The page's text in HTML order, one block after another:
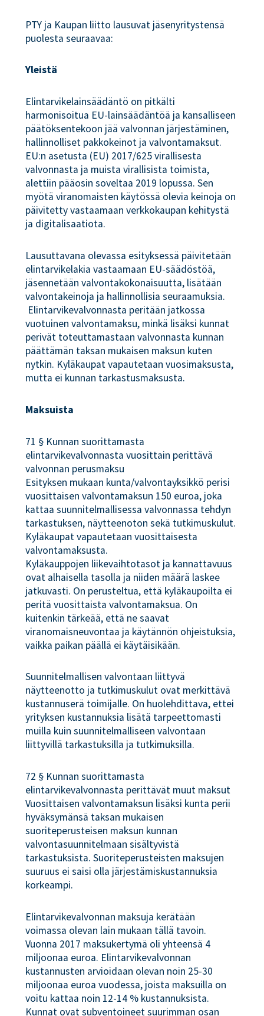
PTY ja Kaupan liitto lausuvat jäsenyritystensä
puolesta seuraavaa:
Yleistä
Elintarvikelainsäädäntö on pitkälti
harmonisoitua EU-lainsäädäntöä ja kansalliseen
päätöksentekoon jää valvonnan järjestäminen,
hallinnolliset pakkokeinot ja valvontamaksut.
EU:n asetusta (EU) 2017/625 virallisesta
valvonnasta ja muista virallisista toimista,
alettiin pääosin soveltaa 2019 lopussa. Sen
myötä viranomaisten käytössä olevia keinoja on
päivitetty vastaamaan verkkokaupan kehitystä
ja digitalisaatiota.
Lausuttavana olevassa esityksessä päivitetään
elintarvikelakia vastaamaan EU-säädöstöä,
jäsennetään valvontakokonaisuutta, lisätään
valvontakeinoja ja hallinnollisia seuraamuksia.
Elintarvikevalvonnasta peritään jatkossa
vuotuinen valvontamaksu, minkä lisäksi kunnat
perivät toteuttamastaan valvonnasta kunnan
päättämän taksan mukaisen maksun kuten
nytkin. Kyläkaupat vapautetaan vuosimaksusta,
mutta ei kunnan tarkastusmaksusta.
Maksuista
71 § Kunnan suorittamasta
elintarvikevalvonnasta vuosittain perittävä
valvonnan perusmaksu
Esityksen mukaan kunta/valvontayksikkö perisi
vuosittaisen valvontamaksun 150 euroa, joka
kattaa suunnitelmallisessa valvonnassa tehdyn
tarkastuksen, näytteenoton sekä tutkimuskulut.
Kyläkaupat vapautetaan vuosittaisesta
valvontamaksusta.
Kyläkauppojen liikevaihtotasot ja kannattavuus
ovat alhaisella tasolla ja niiden määrä laskee
jatkuvasti. On perusteltua, että kyläkaupoilta ei
peritä vuosittaista valvontamaksua. On
kuitenkin tärkeää, että ne saavat
viranomaisneuvontaa ja käytännön ohjeistuksia,
vaikka paikan päällä ei käytäisikään.
Suunnitelmallisen valvontaan liittyvä
näytteenotto ja tutkimuskulut ovat merkittävä
kustannuserä toimijalle. On huolehdittava, ettei
yrityksen kustannuksia lisätä tarpeettomasti
muilla kuin suunnitelmalliseen valvontaan
liittyvillä tarkastuksilla ja tutkimuksilla.
72 § Kunnan suorittamasta
elintarvikevalvonnasta perittävät muut maksut
Vuosittaisen valvontamaksun lisäksi kunta perii
hyväksymänsä taksan mukaisen
suoriteperusteisen maksun kunnan
valvontasuunnitelmaan sisältyvistä
tarkastuksista. Suoriteperusteisten maksujen
suuruus ei saisi olla järjestämiskustannuksia
korkeampi.
Elintarvikevalvonnan maksuja kerätään
voimassa olevan lain mukaan tällä tavoin.
Vuonna 2017 maksukertymä oli yhteensä 4
miljoonaa euroa. Elintarvikevalvonnan
kustannusten arvioidaan olevan noin 25-30
miljoonaa euroa vuodessa, joista maksuilla on
voitu kattaa noin 12-14 % kustannuksista.
Kunnat ovat subventoineet suurimman osan